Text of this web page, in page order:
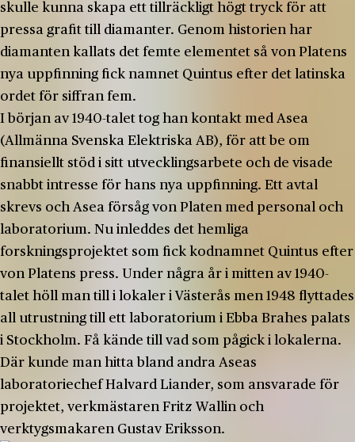
skulle kunna skapa ett tillräckligt högt tryck för att
pressa grafit till diamanter. Genom historien har
diamanten kallats det femte elementet så von Platens
nya uppfinning fick namnet Quintus efter det latinska
ordet för siffran fem.
I början av 1940-talet tog han kontakt med Asea
(Allmänna Svenska Elektriska AB), för att be om
finansiellt stöd i sitt utvecklingsarbete och de visade
snabbt intresse för hans nya uppfinning. Ett avtal
skrevs och Asea försåg von Platen med personal och
laboratorium. Nu inleddes det hemliga
forskningsprojektet som fick kodnamnet Quintus efter
von Platens press. Under några år i mitten av 1940-
talet höll man till i lokaler i Västerås men 1948 flyttades
all utrustning till ett laboratorium i Ebba Brahes palats
i Stockholm. Få kände till vad som pågick i lokalerna.
Där kunde man hitta bland andra Aseas
laboratoriechef Halvard Liander, som ansvarade för
projektet, verkmästaren Fritz Wallin och
verktygsmakaren Gustav Eriksson.